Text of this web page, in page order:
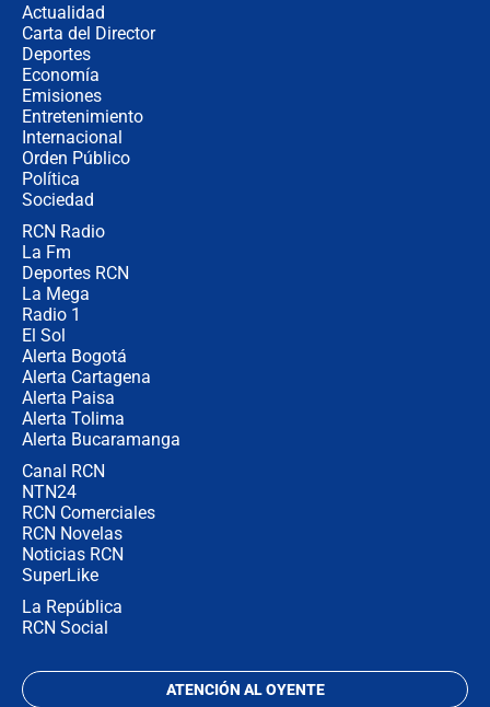
Actualidad
Carta del Director
Deportes
Economía
Emisiones
Entretenimiento
Internacional
Orden Público
Política
Sociedad
RCN Radio
La Fm
Deportes RCN
La Mega
Radio 1
El Sol
Alerta Bogotá
Alerta Cartagena
Alerta Paisa
Alerta Tolima
Alerta Bucaramanga
Canal RCN
NTN24
RCN Comerciales
RCN Novelas
Noticias RCN
SuperLike
La República
RCN Social
ATENCIÓN AL OYENTE